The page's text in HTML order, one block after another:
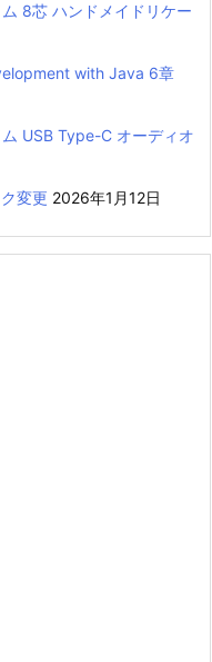
8芯 ハンドメイドリケー
with Java 6章
USB Type-C オーディオ
変更 2026年1月12日